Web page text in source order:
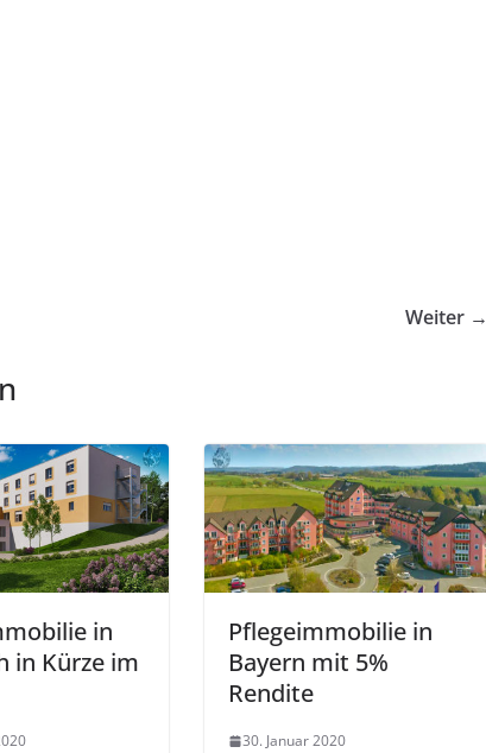
Weiter →
in
in Kürze im
Pflegeimmobilie in
Bayern mit 5%
Rendite
30. Januar 2020